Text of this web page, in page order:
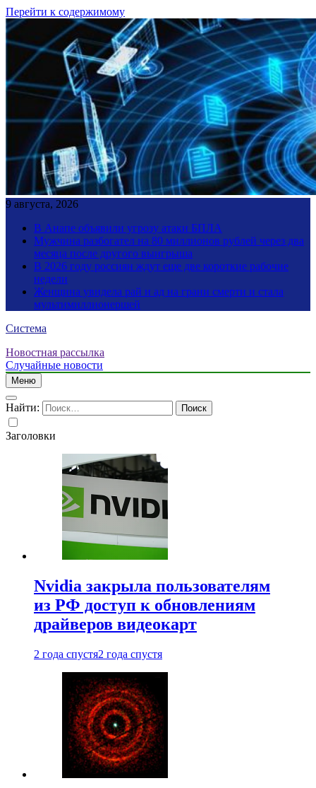
Перейти к содержимому
9 августа, 2026
В Анапе объявили угрозу атаки БПЛА
Мужчина разбогател на 80 миллионов рублей через два
месяца после другого выигрыша
В 2026 году россиян ждут еще две короткие рабочие
недели
Женщина увидела рай и ад на грани смерти и стала
мультимиллионершей
Система
Новостная рассылка
Случайные новости
Меню
Найти:
Заголовки
Nvidia закрыла пользователям
из РФ доступ к обновлениям
драйверов видеокарт
2 года спустя2 года спустя